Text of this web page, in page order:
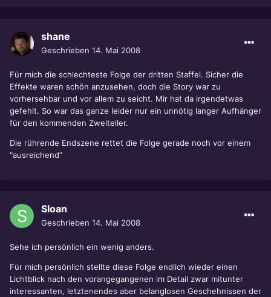
shane
Geschrieben 14. Mai 2008
Für mich die schlechteste Folge der dritten Staffel. Sicher die
Effekte waren schön anzusehen, doch die Story war zu
vorhersehbar und vor allem zu seicht. Mir hat da irgendetwas
gefehlt. So war das ganze leider nur ein unnötig langer Aufhänger
für den kommenden Zweiteiler.
Die rührende Endszene rettet die Folge gerade noch vor einem
"ausreichend"
Sloan
Geschrieben 14. Mai 2008
Sehe ich persönlich ein wenig anders.
Für mich persönlich stellte diese Folge endlich wieder einen
Lichtblick nach den vorangegangenen im Detail zwar mitunter
interessanten, letztenendes aber belanglosen Geschehnissen der